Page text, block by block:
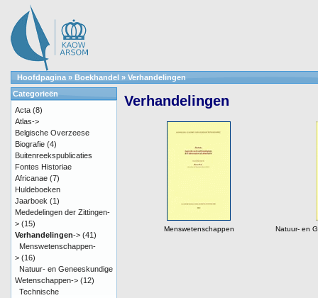
Hoofdpagina » Boekhandel » Verhandelingen
Verhandelingen
Menswetenschappen Natuur- en
Categorieën
Acta (8)
Atlas->
Belgische Overzeese
Biografie (4)
Buitenreekspublicaties
Fontes Historiae
Africanae (7)
Huldeboeken
Jaarboek (1)
Mededelingen der Zittingen-
> (15)
Verhandelingen-> (41)
Menswetenschappen-
> (16)
Natuur- en Geneeskundige
Wetenschappen-> (12)
Technische